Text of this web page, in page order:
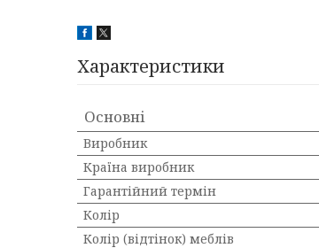
Характеристики
Основні
Виробник
Країна виробник
Гарантійний термін
Колір
Колір (відтінок) меблів